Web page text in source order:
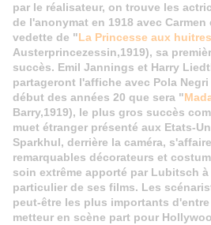
par le réalisateur, on trouve les
de l'anonymat en 1918 avec Carmen
vedette de "La Princesse aux huitres
Austerprincezessin,1919), sa
succès. Emil Jannings et Harry
partageront l'affiche avec Pola
début des années 20 que sera "
Barry,1919), le plus gros succès
muet étranger présenté aux Etats-
Sparkhul, derrière la caméra,
remarquables décorateurs et
soin extrême apporté par Lubitsch
particulier de ses films. Les
peut-être les plus importants
metteur en scène part pour